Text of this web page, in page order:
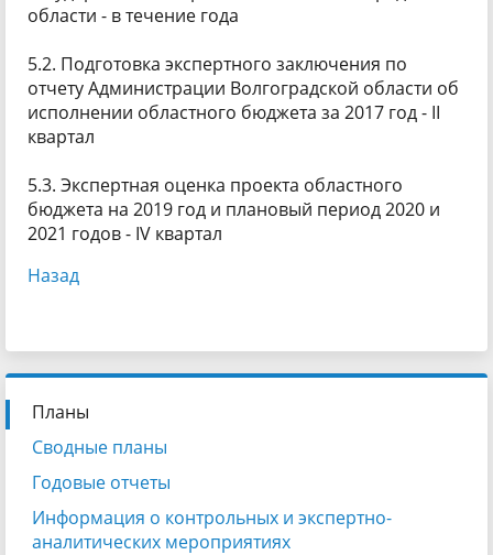
области - в течение года
5.2. Подготовка экспертного заключения по
отчету Администрации Волгоградской области об
исполнении областного бюджета за 2017 год - II
квартал
5.3. Экспертная оценка проекта областного
бюджета на 2019 год и плановый период 2020 и
2021 годов - IV квартал
Назад
Планы
Сводные планы
Годовые отчеты
Информация о контрольных и экспертно-
аналитических мероприятиях